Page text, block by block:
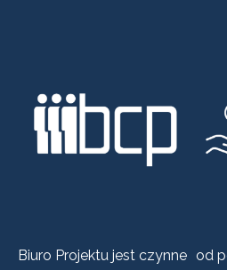
Biuro Projektu jest czynne od